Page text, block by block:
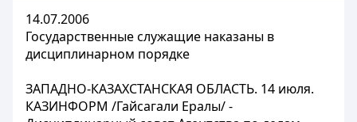
14.07.2006
Государственные служащие наказаны в
дисциплинарном порядке
ЗАПАДНО-КАЗАХСТАНСКАЯ ОБЛАСТЬ. 14 июля.
КАЗИНФОРМ /Гайсагали Ералы/ -